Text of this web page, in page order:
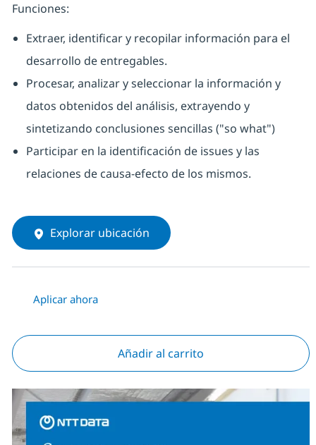
Funciones:
Extraer, identificar y recopilar información para el
desarrollo de entregables.
Procesar, analizar y seleccionar la información y
datos obtenidos del análisis, extrayendo y
sintetizando conclusiones sencillas ("so what")
Participar en la identificación de issues y las
relaciones de causa-efecto de los mismos.
Explorar ubicación
Aplicar ahora
Añadir al carrito